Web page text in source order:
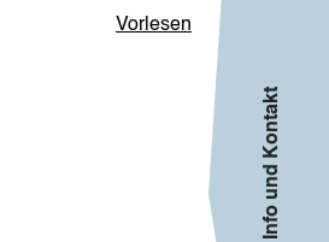
Vorlesen
Info und Kontakt